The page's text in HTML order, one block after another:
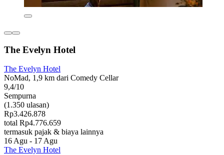
The Evelyn Hotel
The Evelyn Hotel
NoMad, 1,9 km dari Comedy Cellar
9,4/10
Sempurna
(1.350 ulasan)
Rp3.426.878
total Rp4.776.659
termasuk pajak & biaya lainnya
16 Agu - 17 Agu
The Evelyn Hotel